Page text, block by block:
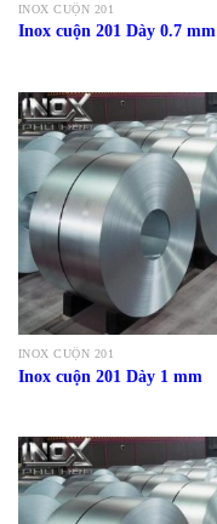
INOX CUỘN 201
Inox cuộn 201 Dày 0.7 mm
INOX CUỘN 201
Inox cuộn 201 Dày 1 mm